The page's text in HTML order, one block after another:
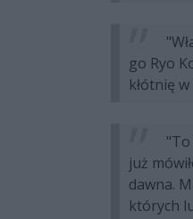
go Ryo
kłótnię
już
dawna.
których